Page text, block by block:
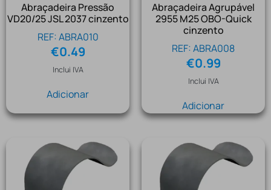
Abraçadeira Pressão
VD20/25 JSL 2037 cinzento
REF: ABRA010
€0.49
Inclui IVA
Adicionar
Abraçadeira Agrupável
2955 M25 OBO-Quick
cinzento
REF: ABRA008
€0.99
Inclui IVA
Adicionar